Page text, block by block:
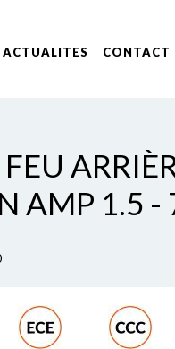
ACTUALITES
CONTACT
AMP 1.5 -